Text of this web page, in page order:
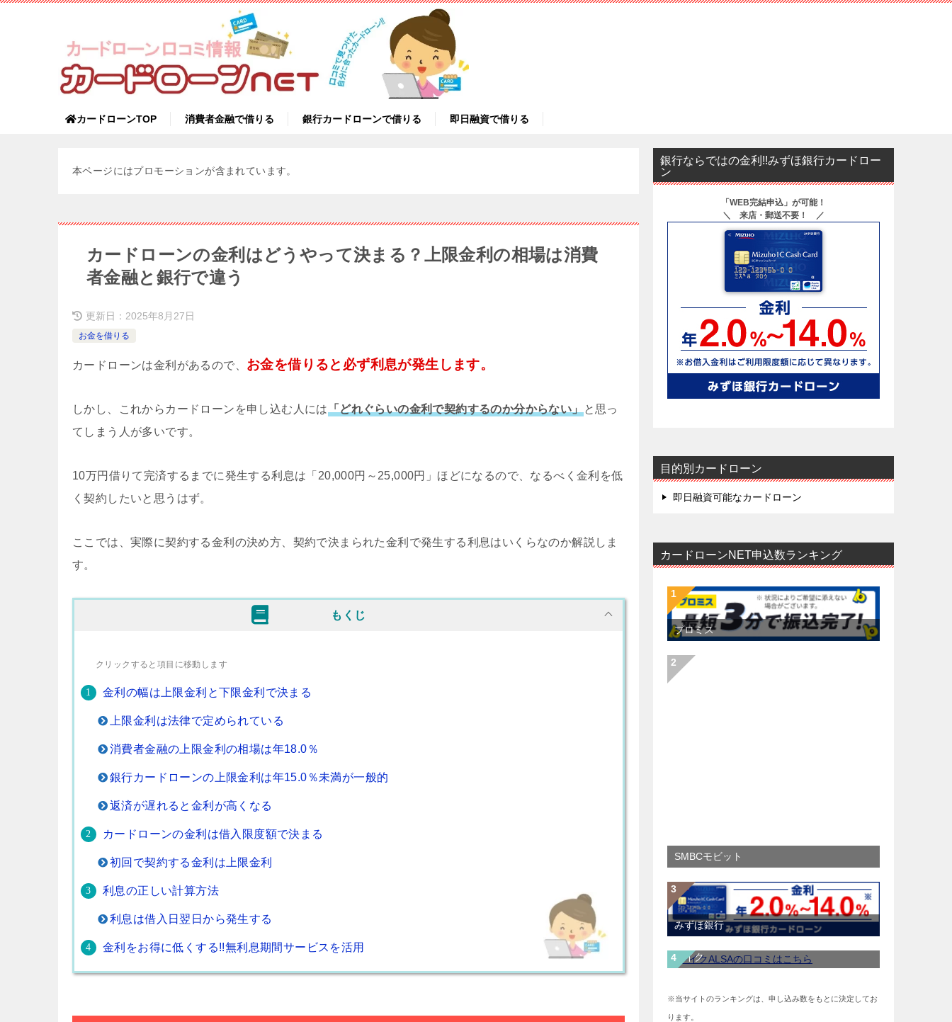
カードローンTOP 消費者金融で借りる 銀行カードローンで借りる 即日融資で借りる
本ページにはプロモーションが含まれています。
カードローンの金利はどうやって決まる？上限金利の相場は消費
者金融と銀行で違う
更新日： 2025年8月27日
お金を借りる
カードローンは金利があるので、 お金を借りると必ず利息が発生します。
しかし、これからカードローンを申し込む人には 「どれぐらいの金利で契約するのか分からない」
と思っ
てしまう人が多いです。
10万円借りて完済するまでに発生する利息は「20,000円～25,000円」ほどになるので、なるべく金利を低
く契約したいと思うはず。
ここでは、実際に契約する金利の決め方、契約で決まられた金利で発生する利息はいくらなのか解説しま
す。
もくじ
クリックすると項目に移動します
金利の幅は上限金利と下限金利で決まる
上限金利は法律で定められている
消費者金融の上限金利の相場は年18.0％
銀行カードローンの上限金利は年15.0％未満が一般的
返済が遅れると金利が高くなる
カードローンの金利は借入限度額で決まる
初回で契約する金利は上限金利
利息の正しい計算方法
利息は借入日翌日から発生する
金利をお得に低くする!!無利息期間サービスを活用
銀行ならではの金利!!みずほ銀行カードロー
ン
「WEB完結申込」が可能！
＼ 来店・郵送不要！ ／
目的別カードローン
即日融資可能なカードローン
カードローンNET申込数ランキング
プロミス
SMBCモビット
みずほ銀行
レイク
※当サイトのランキングは、申し込み数をもとに決定してお
ります。